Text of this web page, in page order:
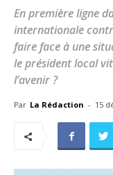
En première ligne
internationale
faire face à une
le président local
l’avenir ?
Par La Rédaction - 15